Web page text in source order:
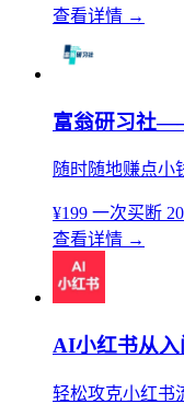
查看详情 →
富翁研习社
随时随地赚点小
¥199 一次买断
查看详情 →
AI小红书从
轻松攻克小红书